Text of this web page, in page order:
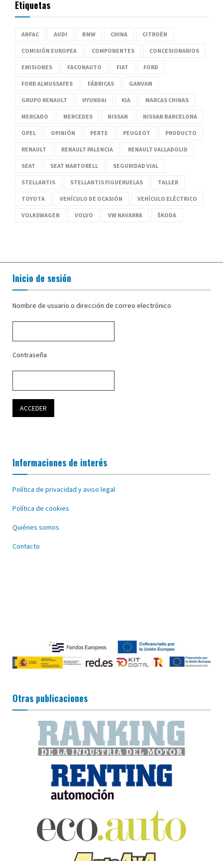
Etiquetas
ANFAC AUDI BMW CHINA CITROËN
COMISIÓN EUROPEA COMPONENTES CONCESIONARIOS
EMISIONES FACONAUTO FIAT FORD
FORD ALMUSSAFES FÁBRICAS GANVAM
GRUPO RENAULT HYUNDAI KIA MARCAS CHINAS
MERCADO MERCEDES NISSAN NISSAN BARCELONA
OPEL OPINIÓN PERTE PEUGEOT PRODUCTO
RENAULT RENAULT PALENCIA RENAULT VALLADOLID
SEAT SEAT MARTORELL SEGURIDAD VIAL
STELLANTIS STELLANTIS FIGUERUELAS TALLER
TOYOTA VEHÍCULO DE OCASIÓN VEHÍCULO ELÉCTRICO
VOLKSWAGEN VOLVO VW NAVARRA ŠKODA
Inicio de sesión
Nombre de usuario o dirección de correo electrónico
Contraseña
Informaciones de interés
Política de privacidad y aviso legal
Política de cookies
Quiénes somos
Contacto
Otras publicaciones